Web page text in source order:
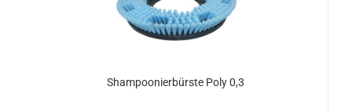
Shampoonierbürste Poly 0,3